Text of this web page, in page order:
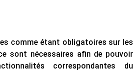
comme étant obligatoires sur les
sont nécessaires afin de pouvoir
correspondantes du